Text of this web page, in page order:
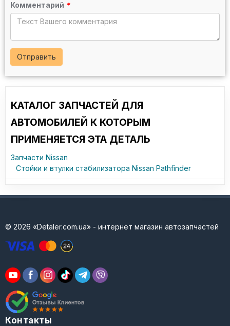
Комментарий *
Отправить
КАТАЛОГ ЗАПЧАСТЕЙ ДЛЯ
АВТОМОБИЛЕЙ К КОТОРЫМ
ПРИМЕНЯЕТСЯ ЭТА ДЕТАЛЬ
Запчасти Nissan
Стойки и втулки стабилизатора Nissan Pathfinder
© 2026 «Detaler.com.ua» - интернет магазин автозапчастей
Контакты